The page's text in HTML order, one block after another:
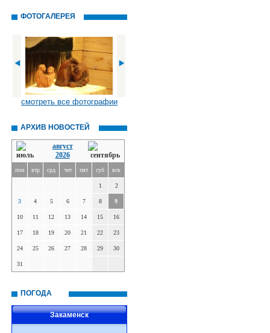
ФОТОГАЛЕРЕЯ
смотреть все фотографии
АРХИВ НОВОСТЕЙ
август
2026
пон втр срд чет пят суб вск
1 2
3 4 5 6 7 8 9
10 11 12 13 14 15 16
17 18 19 20 21 22 23
24 25 26 27 28 29 30
31
ПОГОДА
Закаменск